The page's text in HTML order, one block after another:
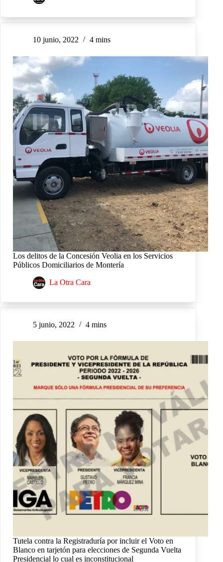
10 junio, 2022 4 mins
Los delitos de la Concesión Veolia en los Servicios
Públicos Domiciliarios de Montería
La Otra Cara
5 junio, 2022 4 mins
Tutela contra la Registraduría por incluir el Voto en
Blanco en tarjetón para elecciones de Segunda Vuelta
Presidencial lo cual es inconstitucional